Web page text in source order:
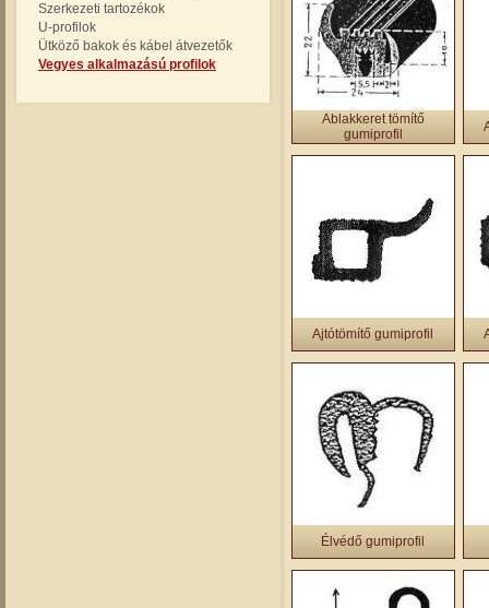
Szerkezeti tartozékok
U-profilok
Ütköző bakok és kábel átvezetők
Vegyes alkalmazású profilok
Ablakkeret tömítő
gumiprofil
Ajtótömítő gumiprofil
Élvédő gumiprofil